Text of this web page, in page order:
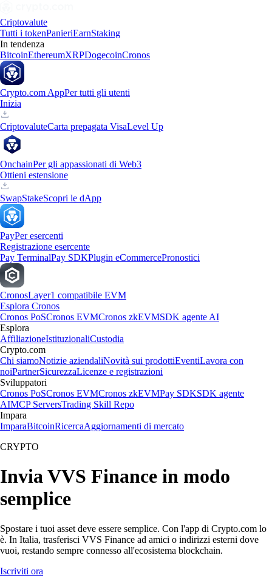
Criptovalute
Tutti i tokenPanieriEarnStaking
In tendenza
BitcoinEthereumXRPDogecoinCronos
Crypto.com AppPer tutti gli utenti
Inizia
CriptovaluteCarta prepagata VisaLevel Up
OnchainPer gli appassionati di Web3
Ottieni estensione
SwapStakeScopri le dApp
PayPer esercenti
Registrazione esercente
Pay TerminalPay SDKPlugin eCommercePronostici
CronosLayer1 compatibile EVM
Esplora Cronos
Cronos PoSCronos EVMCronos zkEVMSDK agente AI
Esplora
AffiliazioneIstituzionaliCustodia
Crypto.com
Chi siamoNotizie aziendaliNovità sui prodottiEventiLavora con
noiPartnerSicurezzaLicenze e registrazioni
Sviluppatori
Cronos PoSCronos EVMCronos zkEVMPay SDKSDK agente
AIMCP ServersTrading Skill Repo
Impara
ImparaBitcoinRicercaAggiornamenti di mercato
CRYPTO
Invia VVS Finance in modo
semplice
Spostare i tuoi asset deve essere semplice. Con l'app di Crypto.com lo
è. In Italia, trasferisci VVS Finance ad amici o indirizzi esterni dove
vuoi, restando sempre connesso all'ecosistema blockchain.
Iscriviti ora